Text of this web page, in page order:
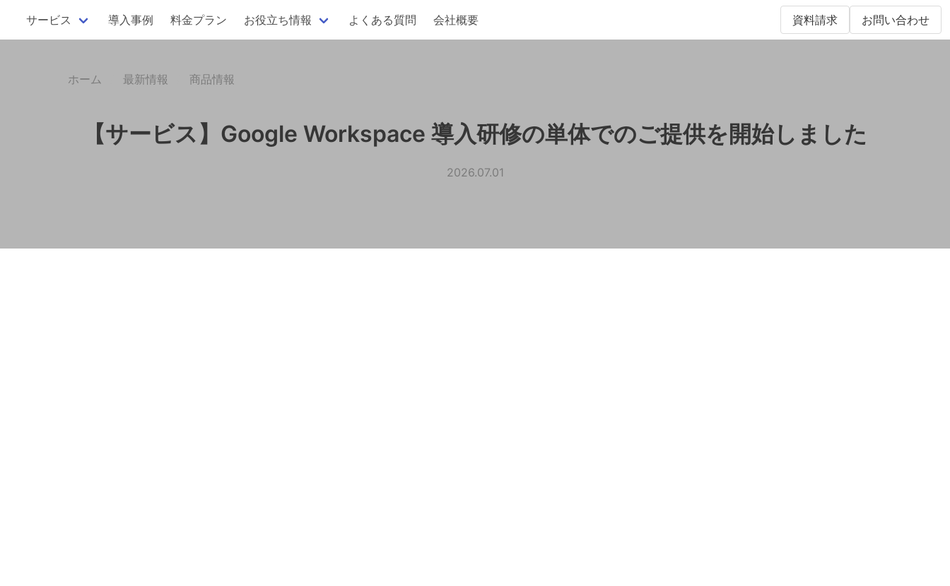
サービス 導入事例 料金プラン お役立ち情報 よくある質問 会社概要 資料請求 お問い合わせ
ホーム 最新情報 商品情報
【サービス】Google Workspace 導入研修の単体でのご提供を開始しました
2026.07.01